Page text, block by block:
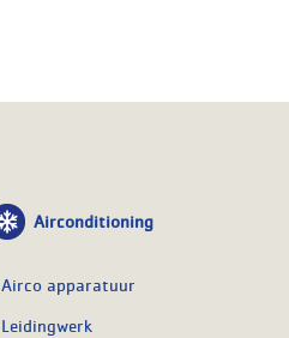
Airconditioning
Airco apparatuur
Leidingwerk